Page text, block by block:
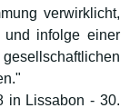
verwirklicht,
infolge einer
in Lissabon - 30.